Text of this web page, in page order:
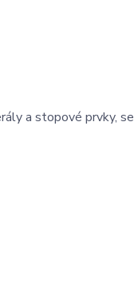
a stopové prvky, se